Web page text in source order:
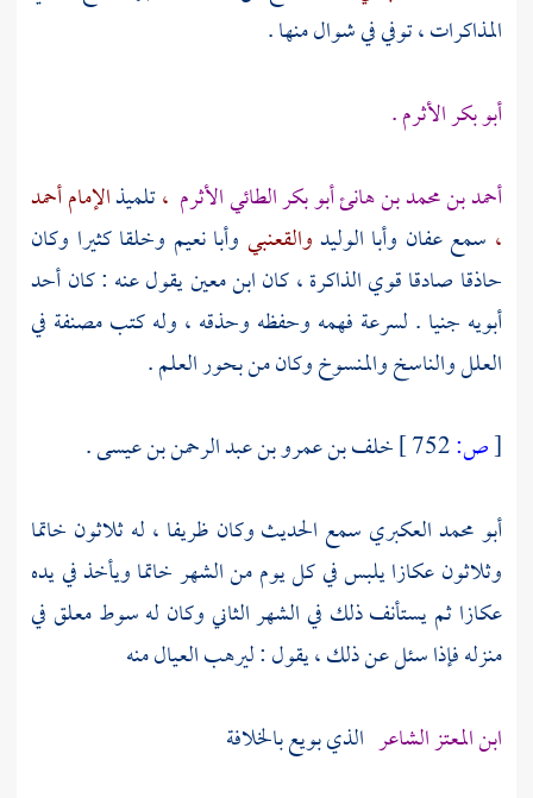
المذاكرات ، توفي في شوال منها .
أبو بكر الأثرم .
أحمد بن محمد بن هانئ أبو بكر الطائي الأثرم ،تلميذالإمام أحمد
، سمععفان وأبا الوليدوالقعنبي وأبا نعيم وخلقا كثيرا وكان
حاذقا صادقا قوي الذاكرة ، كانابن معينيقول عنه : كان أحد
أبويه جنيا . لسرعة فهمه وحفظه وحذقه ، وله كتب مصنفة في
العلل والناسخ والمنسوخ وكان من بحور العلم .
[ص: خلف بن عمرو بن عبد الرحمن بن عيسى.
أبو محمد العكبري سمع الحديث وكان ظريفا ، له ثلاثون خاتما
وثلاثون عكازا يلبس في كل يوم من الشهر خاتما ويأخذ في يده
عكازا ثم يستأنف ذلك في الشهر الثاني وكان له سوط معلق في
منزله فإذا سئل عن ذلك ، يقول : ليرهب العيال منه
ابن المعتز الشاعر الذي بويع بالخلافة